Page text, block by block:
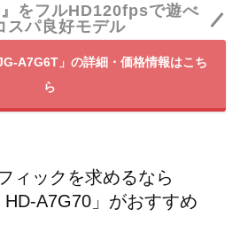
』をフルHD120fpsで遊べ
スパ良好モデル
A7G6T」の詳細・価格情報はこち
ら
ィックを求めるなら
HD-A7G70」がおすすめ